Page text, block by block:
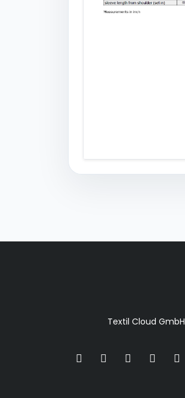
Textil Cloud GmbH